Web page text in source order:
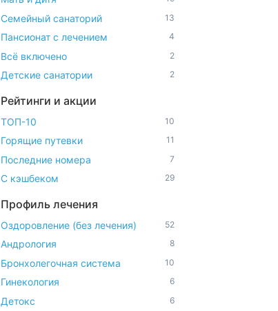
Семейный санаторий 13
Пансионат с лечением 4
Всё включено 2
Детские санатории 2
Рейтинги и акции
ТОП-10 10
Горящие путевки 11
Последние номера 7
С кэшбеком 29
Профиль лечения
Оздоровление (без лечения) 52
Андрология 8
Бронхолегочная система 10
Гинекология 6
Детокс 6